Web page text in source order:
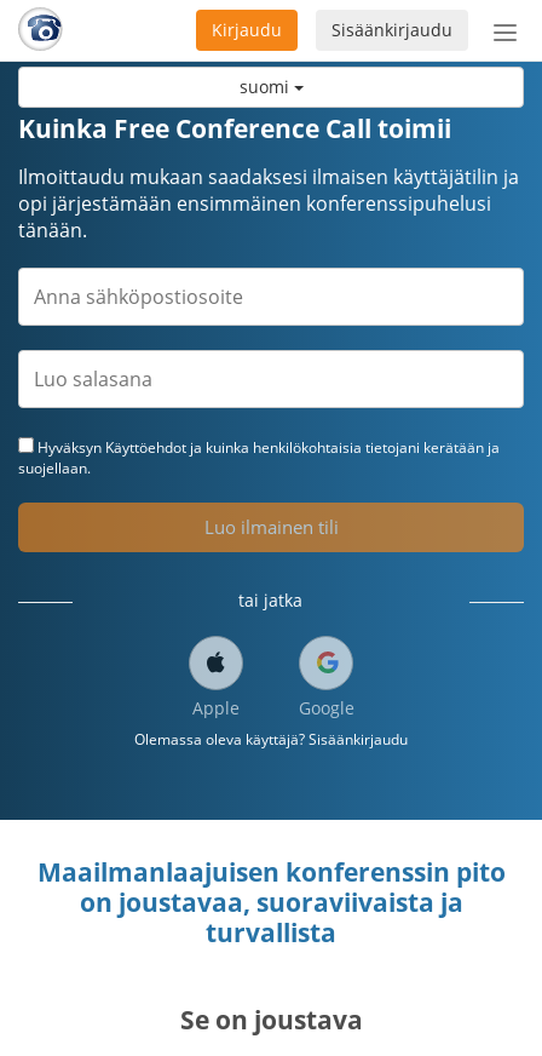
suomi
Sisäänkirjaudu
Kirjaudu
Kuinka Free Conference Call toimii
Ilmoittaudu mukaan saadaksesi ilmaisen käyttäjätilin ja
opi järjestämään ensimmäinen konferenssipuhelusi
tänään.
Hyväksyn Käyttöehdot ja kuinka henkilökohtaisia tietojani kerätään ja
suojellaan.
Luo ilmainen tili
tai jatka
Apple Google
Olemassa oleva käyttäjä? Sisäänkirjaudu
Maailmanlaajuisen konferenssin pito
on joustavaa, suoraviivaista ja
turvallista
Se on joustava